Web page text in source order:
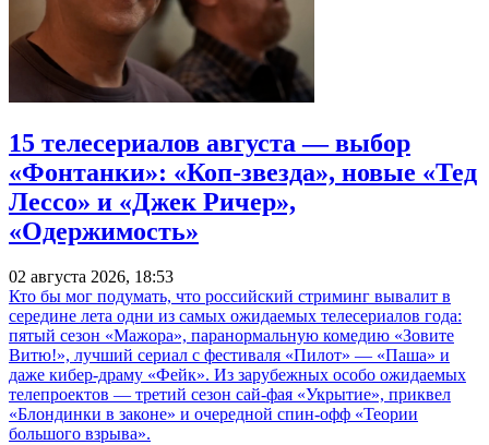
15 телесериалов августа — выбор
«Фонтанки»: «Коп-звезда», новые «Тед
Лессо» и «Джек Ричер»,
«Одержимость»
02 августа 2026, 18:53
Кто бы мог подумать, что российский стриминг вывалит в
середине лета одни из самых ожидаемых телесериалов года:
пятый сезон «Мажора», паранормальную комедию «Зовите
Витю!», лучший сериал с фестиваля «Пилот» — «Паша» и
даже кибер-драму «Фейк». Из зарубежных особо ожидаемых
телепроектов — третий сезон сай-фая «Укрытие», приквел
«Блондинки в законе» и очередной спин-офф «Теории
большого взрыва».